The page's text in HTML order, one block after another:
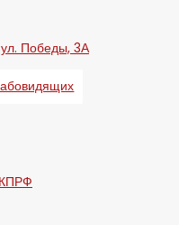
ул. Победы, 3А